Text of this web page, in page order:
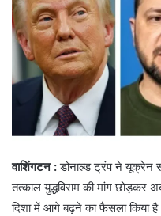
वाशिंगटन :डोनाल्ड ट्रंप ने
तत्काल युद्धविराम की मांग
दिशा में आगे बढ़ने का फैसला किया